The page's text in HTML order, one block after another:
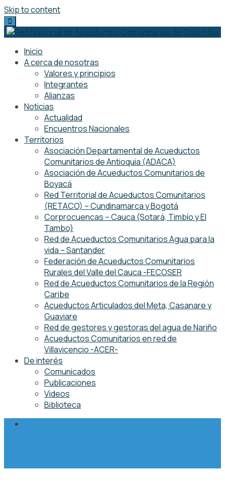
Skip to content
Inicio
A cerca de nosotras
Valores y principios
Integrantes
Alianzas
Noticias
Actualidad
Encuentros Nacionales
Territorios
Asociación Departamental de Acueductos
Comunitarios de Antioquia (ADACA)
Asociación de Acueductos Comunitarios de
Boyacá
Red Territorial de Acueductos Comunitarios
(RETACO) – Cundinamarca y Bogotá
Corprocuencas – Cauca (Sotará, Timbío y El
Tambo)
Red de Acueductos Comunitarios Agua para la
vida – Santander
Federación de Acueductos Comunitarios
Rurales del Valle del Cauca -FECOSER
Red de Acueductos Comunitarios de la Región
Caribe
Acueductos Articulados del Meta, Casanare y
Guaviare
Red de gestores y gestoras del agua de Nariño
Acueductos Comunitarios en red de
Villavicencio -ACER-
De interés
Comunicados
Publicaciones
Videos
Biblioteca